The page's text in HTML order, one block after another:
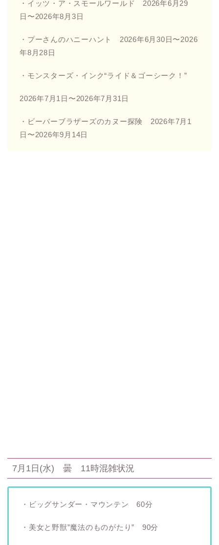
・イッツ・ア・スモールワールド 2026年6月29
日〜2026年8月3日
・プーさんのハニーハント 2026年6月30日〜2026
年8月28日
・モンスターズ・インク“ライド＆ゴーシーク！”
2026年7月1日〜2026年7月31日
・ビーバーブラザーズのカヌー探険 2026年7月1
日〜2026年9月14日
7月1日(水) 曇 11時混雑状況
・ビッグサンダー・マウンテン 60分
・美女と野獣”魔法のものがたり” 90分